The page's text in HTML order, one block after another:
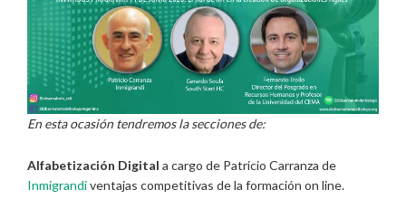
En esta ocasión tendremos la secciones de:
Alfabetización Digital a cargo de Patricio Carranza de
Inmigrandiventajas competitivas de la formación on line.